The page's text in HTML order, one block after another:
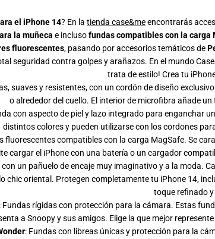
el iPhone 14? En la tienda case&meencontrarás
la muñeca e inclusofundas compatibles con la carga
fluorescentes, pasando por accesorios temáticos de
seguridad contra golpes y arañazos. En el mundo
trata de estilo! Crea tu
suaves y resistentes, con un cordón de diseño
o alrededor del cuello. El interior de microfibra añade
con aspecto de piel y lazo integrado para enganchar
distintos colores y pueden utilizarse con los cordones
fluorescentes compatibles con la carga MagSafe. Se
cargar el iPhone con una batería o un cargador
con un pañuelo de encaje muy imaginativo y a la moda.
chic oriental. Protegen completamente tu iPhone 14,
toque refinado
Fundas rígidas con protección para la cámara. Estas
a Snoopy y sus amigos. Elige la que mejor
: Fundas con libreas únicas y protección para la